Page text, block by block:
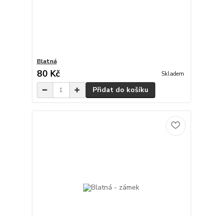
Blatná
80 Kč Skladem
Přidat do košíku